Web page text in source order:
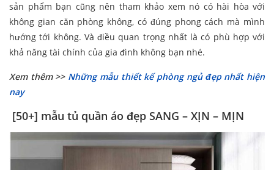
sản phẩm bạn cũng nên tham khảo xem nó có hài hòa với
không gian căn phòng không, có đúng phong cách mà mình
hướng tới không. Và điều quan trọng nhất là có phù hợp với
khả năng tài chính của gia đình không bạn nhé.
Xem thêm >> Những mẫu thiết kế phòng ngủ đẹp nhất hiện
nay
[50+] mẫu tủ quần áo đẹp SANG – XỊN – MỊN